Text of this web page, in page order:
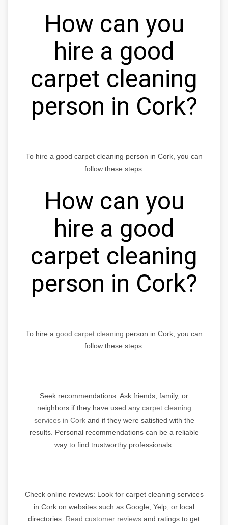
How can you
hire a good
carpet cleaning
person in Cork?
To hire a good carpet cleaning person in Cork, you can
follow these steps:
How can you
hire a good
carpet cleaning
person in Cork?
To hire a good carpet cleaning person in Cork, you can
follow these steps:
Seek recommendations: Ask friends, family, or
neighbors if they have used any carpet cleaning
services in Corkand if they were satisfied with the
results. Personal recommendations can be a reliable
way to find trustworthy professionals.
Check online reviews: Look for carpet cleaning services
in Cork on websites such as Google, Yelp, or local
directories. Read customer reviews and ratings to get